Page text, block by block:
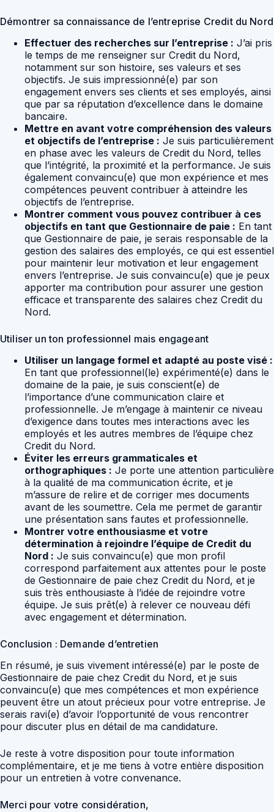
Démontrer sa connaissance de l’entreprise Credit du Nord
Effectuer des recherches sur l’entreprise : J’ai pris
le temps de me renseigner sur Credit du Nord,
notamment sur son histoire, ses valeurs et ses
objectifs. Je suis impressionné(e) par son
engagement envers ses clients et ses employés, ainsi
que par sa réputation d’excellence dans le domaine
bancaire.
Mettre en avant votre compréhension des valeurs
et objectifs de l’entreprise : Je suis particulièrement
en phase avec les valeurs de Credit du Nord, telles
que l’intégrité, la proximité et la performance. Je suis
également convaincu(e) que mon expérience et mes
compétences peuvent contribuer à atteindre les
objectifs de l’entreprise.
Montrer comment vous pouvez contribuer à ces
objectifs en tant que Gestionnaire de paie : En tant
que Gestionnaire de paie, je serais responsable de la
gestion des salaires des employés, ce qui est essentiel
pour maintenir leur motivation et leur engagement
envers l’entreprise. Je suis convaincu(e) que je peux
apporter ma contribution pour assurer une gestion
efficace et transparente des salaires chez Credit du
Nord.
Utiliser un ton professionnel mais engageant
Utiliser un langage formel et adapté au poste visé :
En tant que professionnel(le) expérimenté(e) dans le
domaine de la paie, je suis conscient(e) de
l’importance d’une communication claire et
professionnelle. Je m’engage à maintenir ce niveau
d’exigence dans toutes mes interactions avec les
employés et les autres membres de l’équipe chez
Credit du Nord.
Éviter les erreurs grammaticales et
orthographiques : Je porte une attention particulière
à la qualité de ma communication écrite, et je
m’assure de relire et de corriger mes documents
avant de les soumettre. Cela me permet de garantir
une présentation sans fautes et professionnelle.
Montrer votre enthousiasme et votre
détermination à rejoindre l’équipe de Credit du
Nord : Je suis convaincu(e) que mon profil
correspond parfaitement aux attentes pour le poste
de Gestionnaire de paie chez Credit du Nord, et je
suis très enthousiaste à l’idée de rejoindre votre
équipe. Je suis prêt(e) à relever ce nouveau défi
avec engagement et détermination.
Conclusion : Demande d’entretien
En résumé, je suis vivement intéressé(e) par le poste de
Gestionnaire de paie chez Credit du Nord, et je suis
convaincu(e) que mes compétences et mon expérience
peuvent être un atout précieux pour votre entreprise. Je
serais ravi(e) d’avoir l’opportunité de vous rencontrer
pour discuter plus en détail de ma candidature.
Je reste à votre disposition pour toute information
complémentaire, et je me tiens à votre entière disposition
pour un entretien à votre convenance.
Merci pour votre considération,